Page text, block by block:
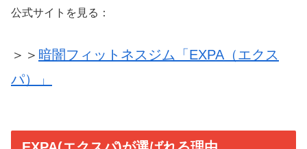
公式サイトを見る：
＞＞ 暗闇フィットネスジム「EXPA（エクス
パ）」